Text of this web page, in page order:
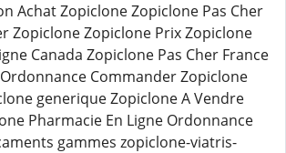
Achat Zopiclone Zopiclone Pas Cher
Zopiclone Zopiclone Prix Zopiclone
Canada Zopiclone Pas Cher France
Commander Zopiclone
generique Zopiclone A Vendre
Pharmacie En Ligne Ordonnance
gammes zopiclone-viatris-